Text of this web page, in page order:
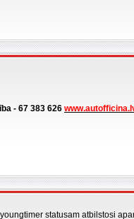
- 67 383 626
statusam atbilstosi